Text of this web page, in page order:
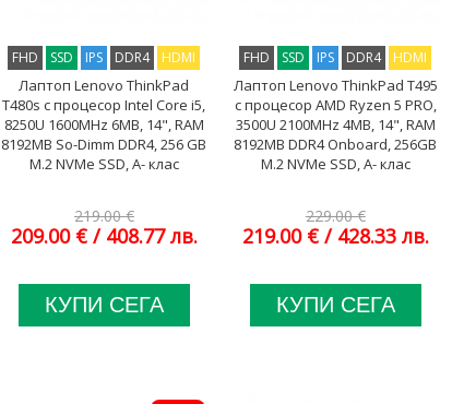
FHD SSD IPS DDR4 HDMI
Лаптоп Lenovo ThinkPad
T480s с процесор Intel Core i5,
8250U 1600MHz 6MB, 14", RAM
8192MB So-Dimm DDR4, 256 GB
M.2 NVMe SSD, A- клас
219.00 €
209.00 € / 408.77 лв.
КУПИ СЕГА
FHD SSD IPS DDR4 HDMI
Лаптоп Lenovo ThinkPad T495
с процесор AMD Ryzen 5 PRO,
3500U 2100MHz 4MB, 14", RAM
8192MB DDR4 Onboard, 256GB
M.2 NVMe SSD, A- клас
229.00 €
219.00 € / 428.33 лв.
КУПИ СЕГА